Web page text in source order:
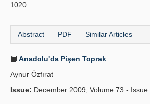
1020
Abstract PDF Similar Articles
Anadolu'da Pişen Toprak
Aynur Özfırat
Issue: December 2009, Volume 73 - Issue